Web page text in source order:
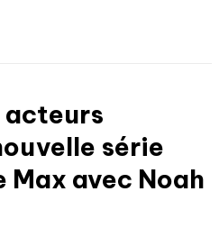
acteurs
série
avec Noah